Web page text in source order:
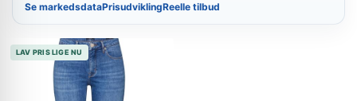
Se markedsdataPrisudviklingReelle tilbud
LAV PRIS LIGE NU